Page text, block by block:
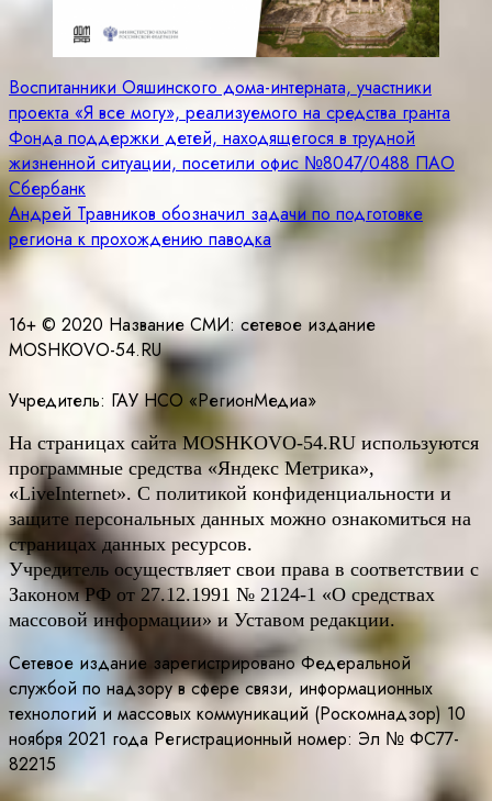
Навигация
по
записям
Воспитанники Ояшинского дома-интерната, участники
проекта «Я все могу», реализуемого на средства гранта
Фонда поддержки детей, находящегося в трудной
жизненной ситуации, посетили офис №8047/0488 ПАО
Сбербанк
Андрей Травников обозначил задачи по подготовке
региона к прохождению паводка
16+ © 2020 Название СМИ: cетевое издание
MOSHKOVO-54.RU
Учредитель: ГАУ НСО «РегионМедиа»
На страницах сайтаMOSHKOVO-54.RU используются
программные средства «Яндекс Метрика»,
«LiveInternet». С политикой конфиденциальности и
защите персональных данных можно ознакомиться на
страницах данных ресурсов.
Учредитель осуществляет свои права в соответствии с
Законом РФ от 27.12.1991 № 2124-1 «О средствах
массовой информации» и Уставом редакции.
Сетевое издание зарегистрировано Федеральной
службой по надзору в сфере связи, информационных
технологий и массовых коммуникаций (Роскомнадзор) 10
ноября 2021 года Регистрационный номер: Эл № ФС77-
82215